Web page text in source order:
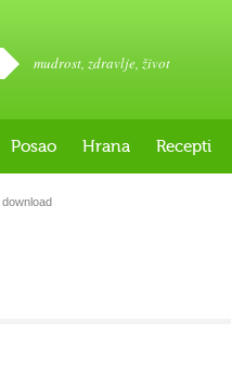
mudrost, zdravlje, život
Posao Hrana Recepti
download